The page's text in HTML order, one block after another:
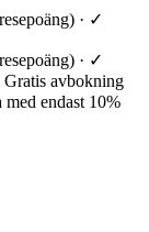
· ✓
· ✓
avbokning
endast 10%